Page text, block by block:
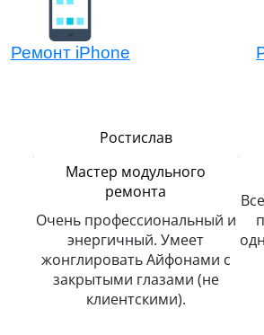
Ремонт iPhone
Ростислав
Мастер модульного
ремонта
Очень профессиональный и
энергичный. Умеет
жонглировать Айфонами с
закрытыми глазами (не
клиентскими).